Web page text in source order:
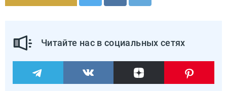
Читайте нас в социальных сетях